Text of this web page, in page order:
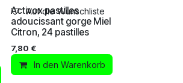
Activox pastilles
adoucissant gorge Miel
Citron, 24 pastilles
7,80 €
In den Warenkorb
Auf die Wunschliste